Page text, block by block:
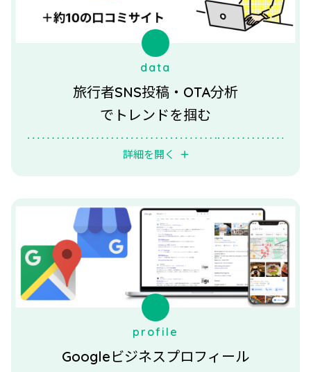
data
旅行者SNS投稿・OTA分析
でトレンドを掴む
詳細を開く
profile
Googleビジネスプロフィール